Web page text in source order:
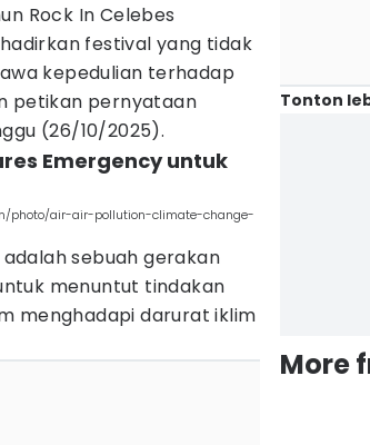
Rock In Celebes
festival yang tidak
kepedulian terhadap
petikan pernyataan
(26/10/2025).
Emergency untuk
photo/air-air-pollution-climate-change-
sebuah gerakan
menuntut tindakan
menghadapi darurat iklim
Tonton
More